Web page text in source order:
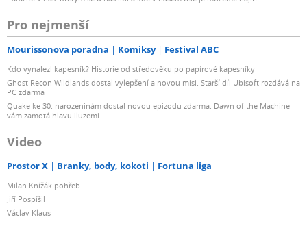
Pro nejmenší
Mourissonova poradna Komiksy Festival ABC
Kdo vynalezl kapesník? Historie od středověku po papírové kapesníky
Ghost Recon Wildlands dostal vylepšení a novou misi. Starší díl Ubisoft rozdává na
PC zdarma
Quake ke 30. narozeninám dostal novou epizodu zdarma. Dawn of the Machine
vám zamotá hlavu iluzemi
Video
Prostor X Branky, body, kokoti Fortuna liga
Milan Knížák pohřeb
Jiří Pospíšil
Václav Klaus